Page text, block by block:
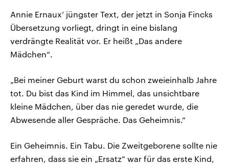
Annie Ernaux’ jüngster Text, der jetzt in Sonja Fincks
Übersetzung vorliegt, dringt in eine bislang
verdrängte Realität vor. Er heißt „Das andere
Mädchen“.
„Bei meiner Geburt warst du schon zweieinhalb Jahre
tot. Du bist das Kind im Himmel, das unsichtbare
kleine Mädchen, über das nie geredet wurde, die
Abwesende aller Gespräche. Das Geheimnis.“
Ein Geheimnis. Ein Tabu. Die Zweitgeborene sollte nie
erfahren, dass sie ein „Ersatz“ war für das erste Kind,